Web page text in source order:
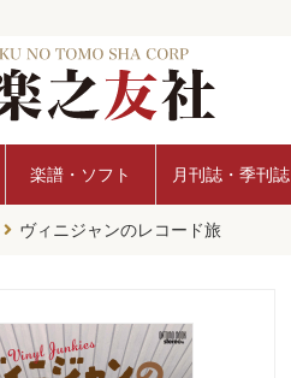
楽譜・ソフト 月刊誌・季刊誌
ヴィニジャンのレコード旅